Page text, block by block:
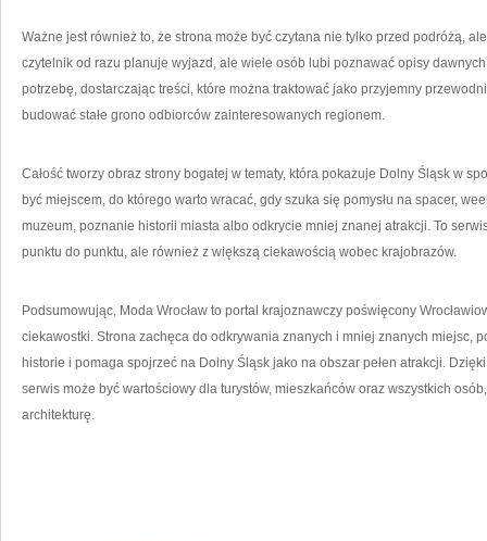
Ważne jest również to, że strona może być czytana nie tylko przed podróżą,
czytelnik od razu planuje wyjazd, ale wiele osób lubi poznawać opisy
potrzebę, dostarczając treści, które można traktować jako przyjemny
budować stałe grono odbiorców zainteresowanych regionem.
Całość tworzy obraz strony bogatej w tematy, która pokazuje Dolny Śląsk w
być miejscem, do którego warto wracać, gdy szuka się pomysłu na spacer,
muzeum, poznanie historii miasta albo odkrycie mniej znanej atrakcji. To
punktu do punktu, ale również z większą ciekawością wobec krajobrazów.
Podsumowując, Moda Wrocław to portal krajoznawczy poświęcony
ciekawostki. Strona zachęca do odkrywania znanych i mniej znanych miejsc,
historie i pomaga spojrzeć na Dolny Śląsk jako na obszar pełen atrakcji.
serwis może być wartościowy dla turystów, mieszkańców oraz wszystkich
architekturę.